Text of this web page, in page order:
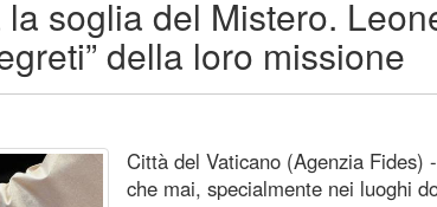
soglia del Mistero.
della loro missione
Città del Vaticano (Agenzia Fides)
che mai, specialmente nei luoghi